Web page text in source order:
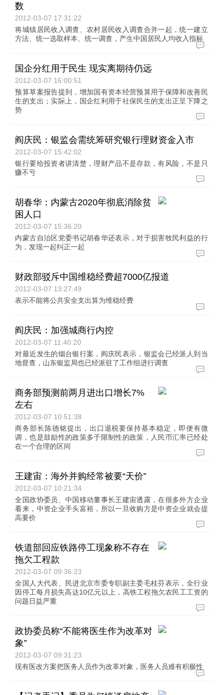
数
2012-03-07 17:31:22
将城镇居民收入调查、农村居民收入调查合并一起，统一建立
方法、统一选取样本、统一调查，产生中国居民人均收入指标
国企分红用于民生 现实离期待仍远
2012-03-07 16:00:51
预算草案报告提到，增加国有资本经营预算用于保障和改善民
生的支出；实际上，国企红利用于社保民生的支出正呈下降之
势
阎庆民：银监会需统筹研究银行理财资金入市
2012-03-07 15:42:02
银行要给投资者讲清楚，理财产品不是存款，有风险，不是只
赚不亏
胡春华：内蒙古2020年彻底消除贫
困人口
2012-03-07 15:36:20
内蒙古自治区党委书记胡春华还表示，对于损害牧民利益的行
为，发现一起纠正一起
财政部驳斥中国维稳经费超7000亿报道
2012-03-07 13:27:49
表示不能将公共安全支出算为维稳经费
阎庆民：加强城商行内控
2012-03-07 11:40:20
对最近发生的烟台银行案，阎庆民表示，银监会已经派人到当
地督查，山东银监局也已经派驻了工作组进行调查
商务部预测前两月进出口增长7%
左右
2012-03-07 10:51:38
商务部长陈德铭提出，出口退税要保持基本稳定，即便有微
调，也是鼓励性的政策多于限制性的政策，人民币汇率已经处
在一个合理的区间
王建宙：海外并购经常被要“天价”
2012-03-07 10:21:34
全国政协委员、中国移动董事长王建宙透露，在很多外方企业
看来，中资企业手头富裕，所以一旦收购方是中资企业就会提
高要价
铁道部回应铁路停工现象称不存在
拖欠工程款
2012-03-07 09:36:23
全国人大代表、民进北京市委专职副主委毛桂芬表示，全行业
因停工每月损失高达10亿元以上，高铁工程拖欠农民工工资的
问题日益严重
政协委员称“不能将医生作为改革对
象”
2012-03-07 09:31:23
现有医改方案把医务人员作为改革对象，医务人员难有积极性